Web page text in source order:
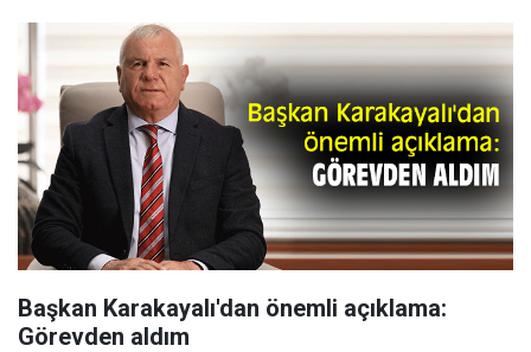
Başkan Karakayalı'dan önemli açıklama:
Görevden aldım